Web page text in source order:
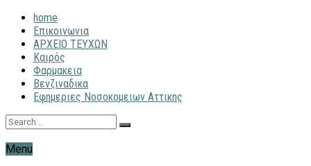
home
Επικοινωνια
ΑΡΧΕΙΟ ΤΕΥΧΩΝ
Καιρός
Φαρμακεια
Βενζιναδικα
Εφημεριες Νοσοκομειων Αττικης
Menu